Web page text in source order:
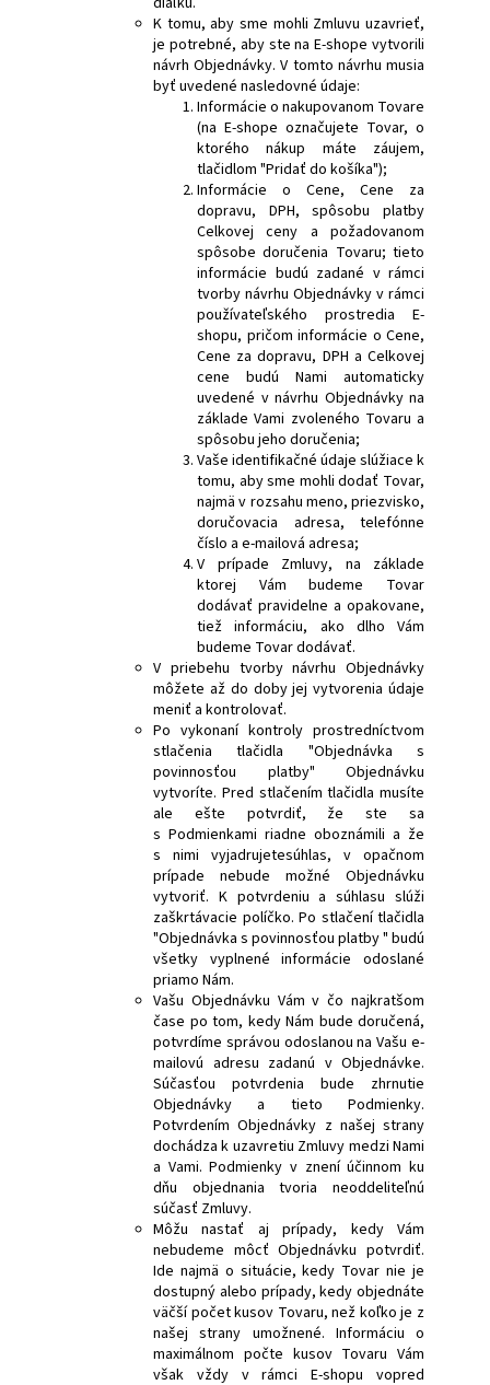
K tomu, aby sme mohli Zmluvu uzavrieť,
je potrebné, aby ste na E-shope vytvorili
návrh Objednávky. V tomto návrhu musia
byť uvedené nasledovné údaje:
Informácie o nakupovanom Tovare
(na E-shope označujete Tovar, o
ktorého nákup máte záujem,
tlačidlom "Pridať do košíka");
Informácie o Cene, Cene za
dopravu, DPH, spôsobu platby
Celkovej ceny a požadovanom
spôsobe doručenia Tovaru; tieto
informácie budú zadané v rámci
tvorby návrhu Objednávky v rámci
používateľského prostredia E-
shopu, pričom informácie o Cene,
Cene za dopravu, DPH a Celkovej
cene budú Nami automaticky
uvedené v návrhu Objednávky na
základe Vami zvoleného Tovaru a
spôsobu jeho doručenia;
Vaše identifikačné údaje slúžiace k
tomu, aby sme mohli dodať Tovar,
najmä v rozsahu meno, priezvisko,
doručovacia adresa, telefónne
číslo a e-mailová adresa;
V prípade Zmluvy, na základe
ktorej Vám budeme Tovar
dodávať pravidelne a opakovane,
tiež informáciu, ako dlho Vám
budeme Tovar dodávať.
V priebehu tvorby návrhu Objednávky
môžete až do doby jej vytvorenia údaje
meniť a kontrolovať.
Po vykonaní kontroly prostredníctvom
stlačenia tlačidla "Objednávka s
povinnosťou platby" Objednávku
vytvoríte. Pred stlačením tlačidla musíte
ale ešte potvrdiť, že ste sa
s Podmienkami riadne oboznámili a že
s nimi vyjadrujetesúhlas, v opačnom
prípade nebude možné Objednávku
vytvoriť. K potvrdeniu a súhlasu slúži
zaškrtávacie políčko. Po stlačení tlačidla
"Objednávka s povinnosťou platby " budú
všetky vyplnené informácie odoslané
priamo Nám.
Vašu Objednávku Vám v čo najkratšom
čase po tom, kedy Nám bude doručená,
potvrdíme správou odoslanou na Vašu e-
mailovú adresu zadanú v Objednávke.
Súčasťou potvrdenia bude zhrnutie
Objednávky a tieto Podmienky.
Potvrdením Objednávky z našej strany
dochádza k uzavretiu Zmluvy medzi Nami
a Vami. Podmienky v znení účinnom ku
dňu objednania tvoria neoddeliteľnú
súčasť Zmluvy.
Môžu nastať aj prípady, kedy Vám
nebudeme môcť Objednávku potvrdiť.
Ide najmä o situácie, kedy Tovar nie je
dostupný alebo prípady, kedy objednáte
väčší počet kusov Tovaru, než koľko je z
našej strany umožnené. Informáciu o
maximálnom počte kusov Tovaru Vám
však vždy v rámci E-shopu vopred